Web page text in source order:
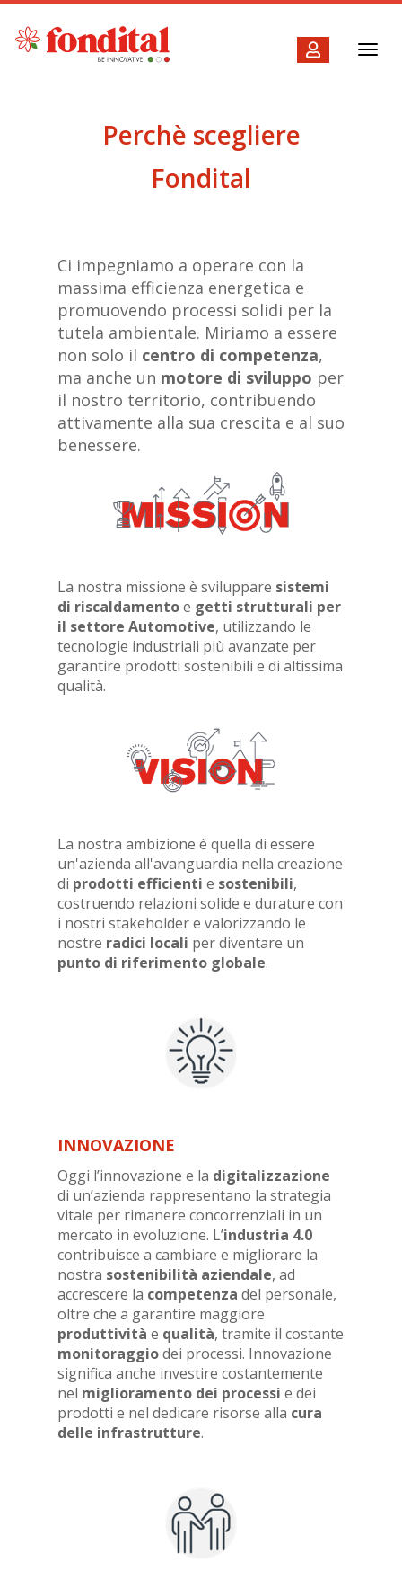
Perchè scegliere
Fondital
Ci impegniamo a operare con la
massima efficienza energetica e
promuovendo processi solidi per la
tutela ambientale. Miriamo a essere
non solo il centro di competenza,
ma anche un motore di sviluppo per
il nostro territorio, contribuendo
attivamente alla sua crescita e al suo
benessere.
La nostra missione è sviluppare sistemi
di riscaldamentoe getti strutturali per
il settore Automotive, utilizzando le
tecnologie industriali più avanzate per
garantire prodotti sostenibili e di altissima
qualità.
La nostra ambizione è quella di essere
un'azienda all'avanguardia nella creazione
di prodotti efficienti e sostenibili,
costruendo relazioni solide e durature con
i nostri stakeholder e valorizzando le
nostre radici locali per diventare un
punto di riferimento globale.
INNOVAZIONE
Oggi l’innovazione e la digitalizzazione
di un’azienda rappresentano la strategia
vitale per rimanere concorrenziali in un
mercato in evoluzione. L’industria 4.0
contribuisce a cambiare e migliorare la
nostra sostenibilità aziendale, ad
accrescere la competenza del personale,
oltre che a garantire maggiore
produttività e qualità, tramite il costante
monitoraggiodei processi. Innovazione
significa anche investire costantemente
nel miglioramento dei processi e dei
prodotti e nel dedicare risorse alla cura
delle infrastrutture.